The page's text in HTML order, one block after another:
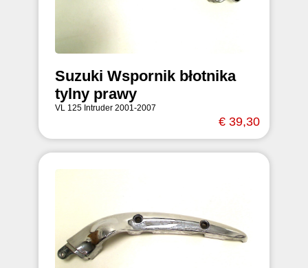
Suzuki Wspornik błotnika
tylny prawy
VL 125 Intruder 2001-2007
€ 39,30